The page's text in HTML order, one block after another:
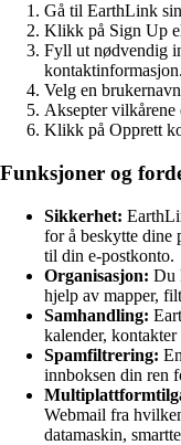
Gå til EarthLink
Klikk på Sign Up
Fyll ut nødvendig
kontaktinformasjon.
Velg en
Aksepter vilkårene
Klikk på Opprett
Funksjoner og
Sikkerhet:
for å beskytte dine
til din e-postkonto.
Organisasjon: Du
hjelp av mapper,
Samhandling:
kalender,
Spamfiltrering:
innboksen din ren
Webmail fra
datamaskin,